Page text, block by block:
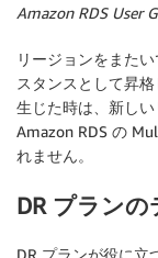
Amazon RDS User
リージョンをまた
スタンスとして昇
生じた時は、新しい
Amazon RDS の
れません。
DR プランの